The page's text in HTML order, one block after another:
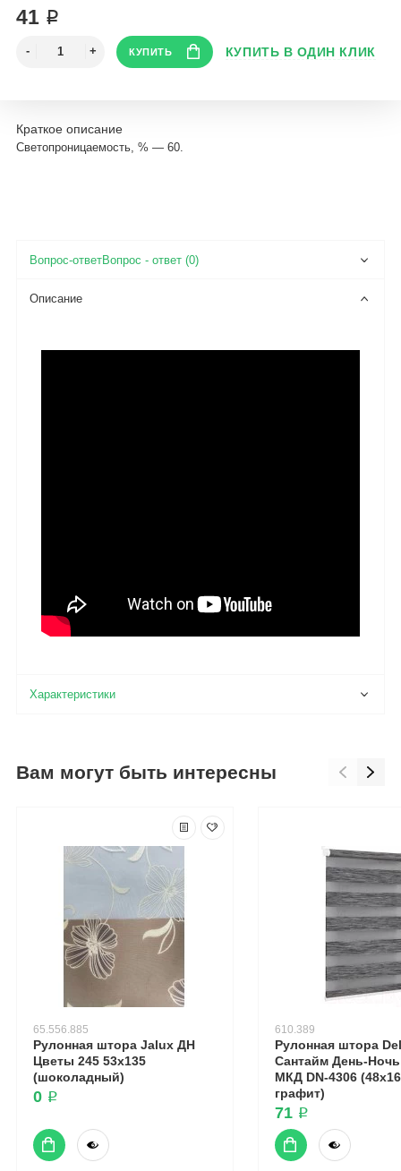
41 ₽
Краткое описание
Светопроницаемость, % — 60.
Вопрос - ответ (0)
Описание
Вам могут быть интересны
65.556.885
Рулонная штора Jalux ДН
Цветы 245 53x135
(шоколадный)
0 ₽
610.389
Рулонная штора
Сантайм День-
МКД DN-4306
графит)
71 ₽